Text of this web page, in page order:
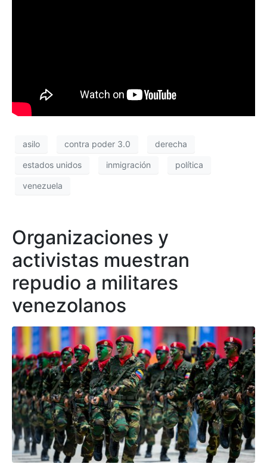
asilo contra poder 3.0 derecha
estados unidos inmigración política
venezuela
Organizaciones y
activistas muestran
repudio a militares
venezolanos